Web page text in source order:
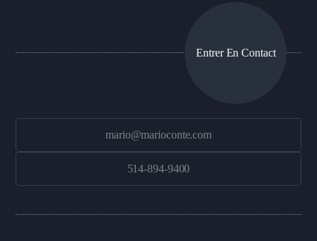
Entrer En Contact
mario@marioconte.com
514-894-9400